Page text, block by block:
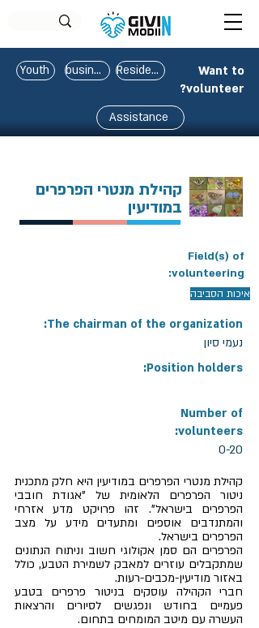
Youth business Residents
Want to
volunteer?
Assistance
קהילת מנטרי הפרפרים
במודיעין
Field(s) of
volunteering:
איכות הסביבה
The chairman of the organization:
נעמי סיון
Position holders:
Number of
volunteers:
0-20
קהילת מנטרי הפרפרים במודיעין היא חלק מתכנית
ניטור הפרפרים הלאומית של "אגודת חובבי
הפרפרים בישראל". זהו פרויקט מדע אזרחי
והמתנדבים אוספים ומתעדים מידע על מצב
הפרפרים בישראל.
הפרפרים הם סמן אקולוגי חשוב וניתוח הנתונים
שמתקבלים עוזרים למאבק לשמירת הטבע, כולל
באזור מודיעין-מכבים-רעות.
חברי הקהילה עוסקים בניטור פרפרים בטבע
פעמיים בחודש ונפגשים לסיורים והרצאות
העשרה עם מיטב המומחים בתחום.